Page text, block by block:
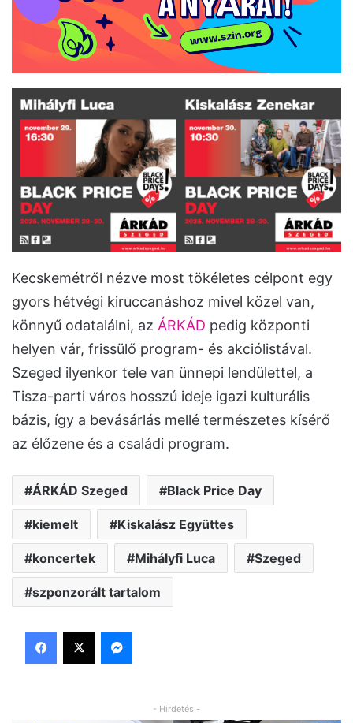
Kecskemétről nézve most tökéletes célpont egy
gyors hétvégi kiruccanáshoz mivel közel van,
könnyű odatalálni, az ÁRKÁD pedig központi
helyen vár, frissülő program- és akciólistával.
Szeged ilyenkor tele van ünnepi lendülettel, a
Tisza-parti város hosszú ideje igazi kulturális
bázis, így a bevásárlás mellé természetes kísérő
az élőzene és a családi program.
ÁRKÁD Szeged Black Price Day
kiemelt Kiskalász Együttes
koncertek Mihályfi Luca Szeged
szponzorált tartalom
Facebook
X Messenger
- Hirdetés -